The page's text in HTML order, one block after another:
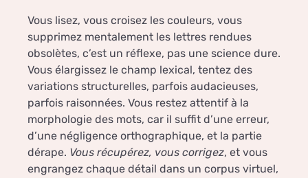
Vous lisez, vous croisez les couleurs, vous
supprimez mentalement les lettres rendues
obsolètes, c’est un réflexe, pas une science dure.
Vous élargissez le champ lexical, tentez des
variations structurelles, parfois audacieuses,
parfois raisonnées. Vous restez attentif à la
morphologie des mots, car il suffit d’une erreur,
d’une négligence orthographique, et la partie
dérape. Vous récupérez, vous corrigez, et vous
engrangez chaque détail dans un corpus virtuel,